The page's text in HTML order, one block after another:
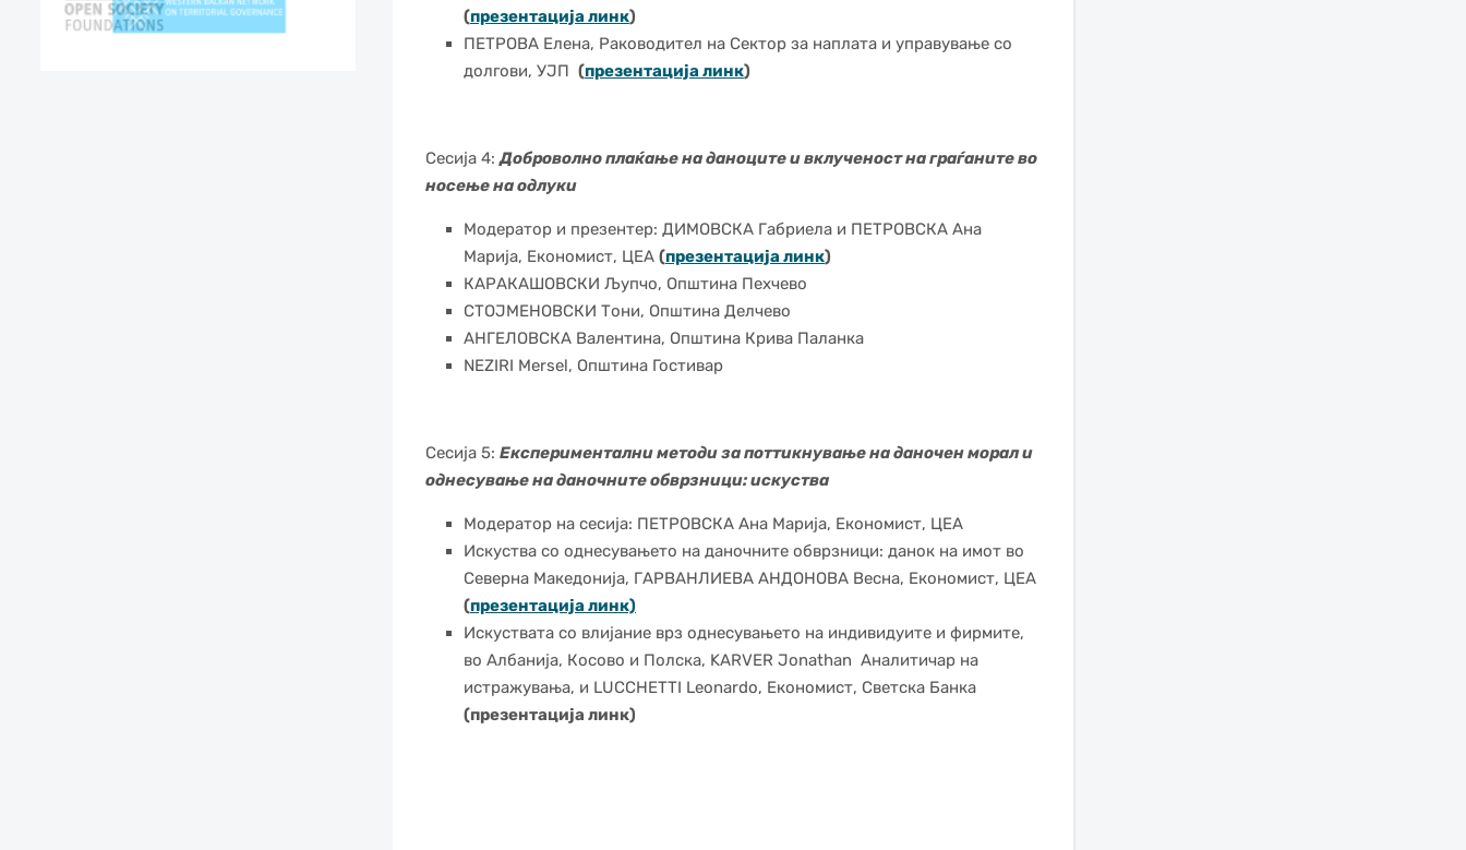
(презентација линк)
ПЕТРОВА Елена, Раководител на Сектор за наплата и управување со
долгови, УЈП (презентација линк)
Сесија 4:Доброволно плаќање на даноците и вклученост на граѓаните во
носење на одлуки
Модератор и презентер: ДИМОВСКА Габриела и ПЕТРОВСКА Ана
Марија, Економист, ЦЕА (презентација линк)
КАРАКАШОВСКИ Љупчо, Општина Пехчево
СТОЈМЕНОВСКИ Тони, Општина Делчево
АНГЕЛОВСКА Валентина, Општина Крива Паланка
NEZIRI Mersel, Општина Гостивар
Сесија 5: Експериментални методи за поттикнување на даночен морал и
однесување на даночните обврзници: искуства
Модератор на сесија: ПЕТРОВСКА Ана Марија, Економист, ЦЕА
Искуства со однесувањето на даночните обврзници: данок на имот во
Северна Македонија, ГАРВАНЛИЕВА АНДОНОВА Весна, Економист, ЦЕА
(презентација линк)
Искуствата со влијание врз однесувањето на индивидуите и фирмите,
во Албанија, Косово и Полска, KARVER Jonathan Аналитичар на
истражувања, и LUCCHETTI Leonardo, Економист, Светска Банка
(презентација линк)